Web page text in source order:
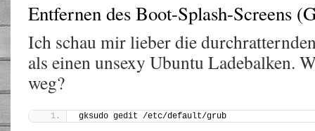
Entfernen des Boot-Splash-Screens
Ich schau mir lieber die
als einen unsexy Ubuntu Ladebalken.
weg?
gksudo gedit /etc/default/grub